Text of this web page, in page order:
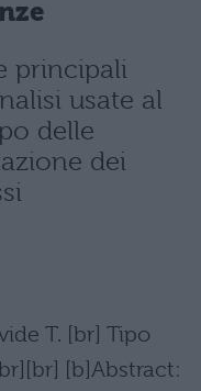
principali
usate al
delle
dei
T. [br] Tipo
[b]Abstract: